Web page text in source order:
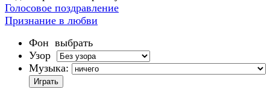
Голосовое поздравление
Признание в любви
Фон выбрать
Узор
Музыка: